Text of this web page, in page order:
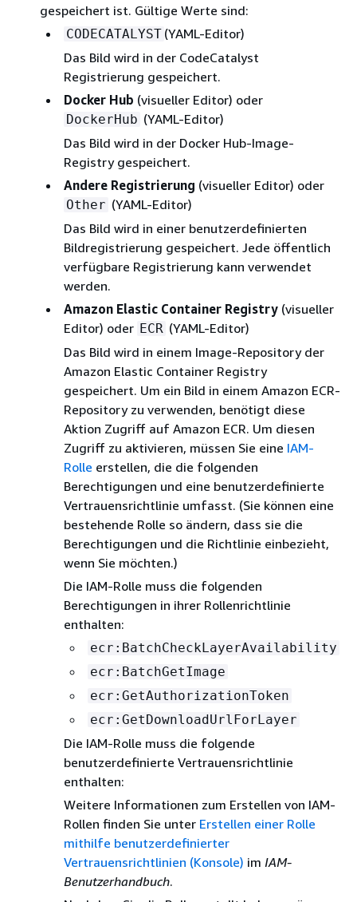
gespeichert ist. Gültige Werte sind:
CODECATALYST (YAML-Editor)
Das Bild wird in der CodeCatalyst
Registrierung gespeichert.
Docker Hub (visueller Editor) oder
DockerHub (YAML-Editor)
Das Bild wird in der Docker Hub-Image-
Registry gespeichert.
Andere Registrierung (visueller Editor) oder
Other (YAML-Editor)
Das Bild wird in einer benutzerdefinierten
Bildregistrierung gespeichert. Jede öffentlich
verfügbare Registrierung kann verwendet
werden.
Amazon Elastic Container Registry (visueller
Editor) oder ECR (YAML-Editor)
Das Bild wird in einem Image-Repository der
Amazon Elastic Container Registry
gespeichert. Um ein Bild in einem Amazon ECR-
Repository zu verwenden, benötigt diese
Aktion Zugriff auf Amazon ECR. Um diesen
Zugriff zu aktivieren, müssen Sie eine IAM-
Rolle erstellen, die die folgenden
Berechtigungen und eine benutzerdefinierte
Vertrauensrichtlinie umfasst. (Sie können eine
bestehende Rolle so ändern, dass sie die
Berechtigungen und die Richtlinie einbezieht,
wenn Sie möchten.)
Die IAM-Rolle muss die folgenden
Berechtigungen in ihrer Rollenrichtlinie
enthalten:
ecr:BatchCheckLayerAvailability
ecr:BatchGetImage
ecr:GetAuthorizationToken
ecr:GetDownloadUrlForLayer
Die IAM-Rolle muss die folgende
benutzerdefinierte Vertrauensrichtlinie
enthalten:
Weitere Informationen zum Erstellen von IAM-
Rollen finden Sie unter Erstellen einer Rolle
mithilfe benutzerdefinierter
Vertrauensrichtlinien (Konsole) im IAM-
Benutzerhandbuch.